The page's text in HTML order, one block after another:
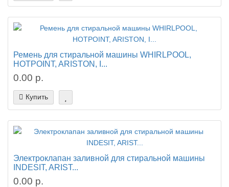
Ремень для стиральной машины WHIRLPOOL,
HOTPOINT, ARISTON, I...
0.00 р.
Купить
Электроклапан заливной для стиральной машины
INDESIT, ARIST...
0.00 р.